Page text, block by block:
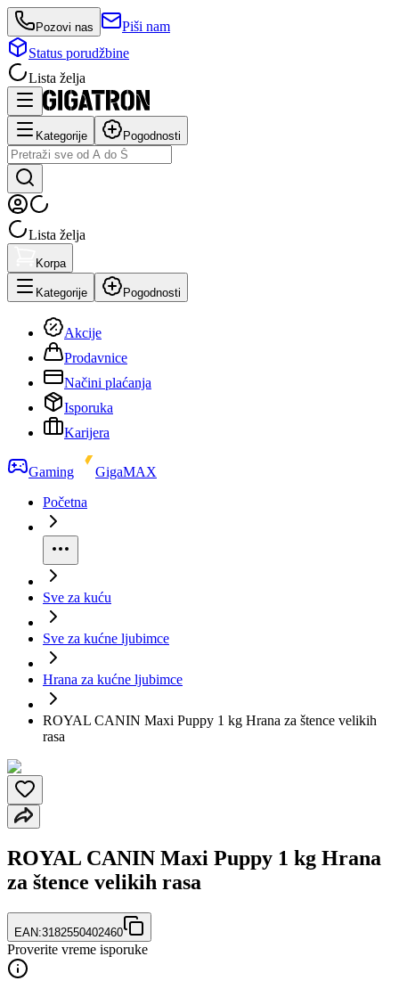
Pozovi nas
Piši nam
Status porudžbine
Lista želja
Kategorije Pogodnosti
Lista želja
Korpa
Kategorije Pogodnosti
Akcije
Prodavnice
Načini plaćanja
Isporuka
Karijera
Gaming
GigaMAX
Početna
Sve za kuću
Sve za kućne ljubimce
Hrana za kućne ljubimce
ROYAL CANIN Maxi Puppy 1 kg Hrana za štence velikih
rasa
ROYAL CANIN Maxi Puppy 1 kg Hrana
za štence velikih rasa
EAN:3182550402460
Proverite vreme isporuke